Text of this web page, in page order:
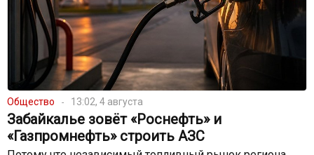
Общество 13:02, 4 августа
Забайкалье зовёт «Роснефть» и
«Газпромнефть» строить АЗС